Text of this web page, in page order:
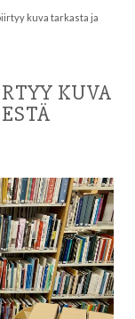
kuva tarkasta ja
KUVA